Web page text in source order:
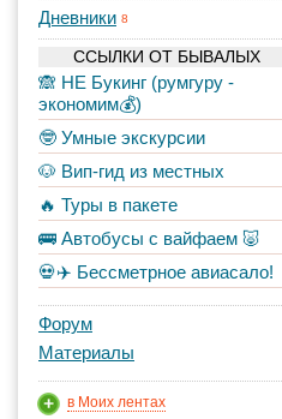
Дневники 8
ССЫЛКИ ОТ БЫВАЛЫХ
🙈 НЕ Букинг (румгуру -
экономим💰)
🤓 Умные экскурсии
🐶 Вип-гид из местных
🔥 Туры в пакете
🚌 Автобусы с вайфаем 🐷
💀✈️ Бессметрное авиасало!
Форум
Материалы
в Моих лентах